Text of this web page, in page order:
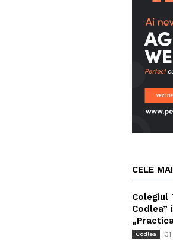
CELE
Colegiul
Codlea”
Codlea